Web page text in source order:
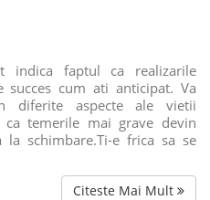
indica faptul ca realizarile
cum ati anticipat. Va
diferite aspecte ale vietii
ca temerile mai grave devin
la schimbare.Ti-e frica sa se
Citeste Mai Mult